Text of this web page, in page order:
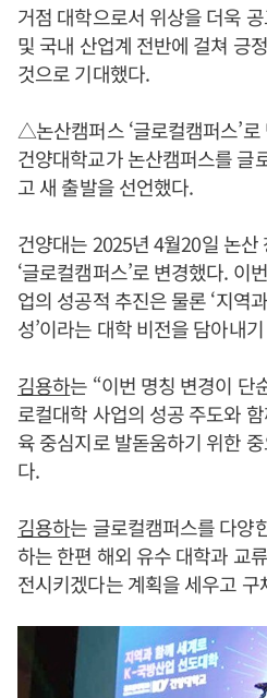
거점 대학으로서 위상을 더욱
및 국내 산업계 전반에 걸쳐 긍
것으로 기대했다.
△논산캠퍼스 ‘글로컬캠퍼스’로
건양대학교가 논산캠퍼스를 글
고 새 출발을 선언했다.
건양대는 2025년 4월20일 논
‘글로컬캠퍼스’로 변경했다. 이
업의 성공적 추진은 물론 ‘지역
성’이라는 대학 비전을 담아내
김용하는 “이번 명칭 변경이 단
로컬대학 사업의 성공 주도와
육 중심지로 발돋움하기 위한
다.
김용하는 글로컬캠퍼스를 다양
하는 한편 해외 유수 대학과 교
전시키겠다는 계획을 세우고 구